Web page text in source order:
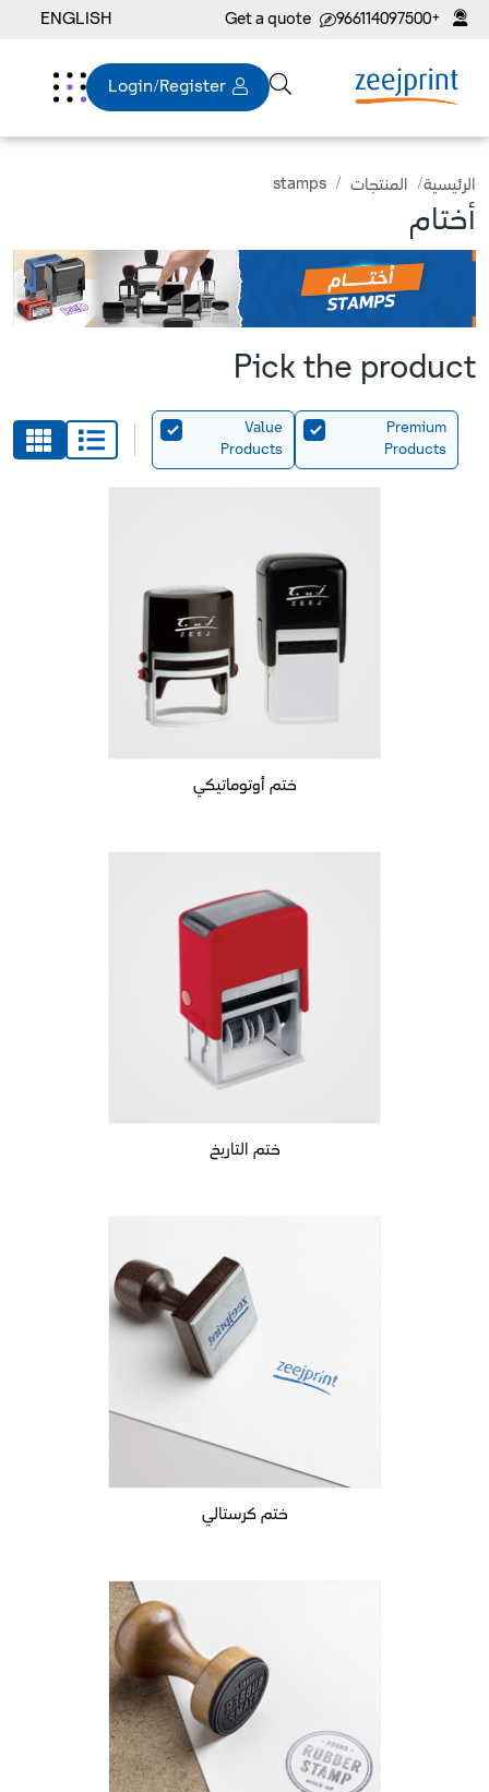
+966114097500
Get a quote
ENGLISH
Login/Register
الرئيسية المنتجات stamps
أختام
Pick the product
Premium
Products
Value
Products
ختم أوتوماتيكي
ختم التاريخ
ختم كرستالي